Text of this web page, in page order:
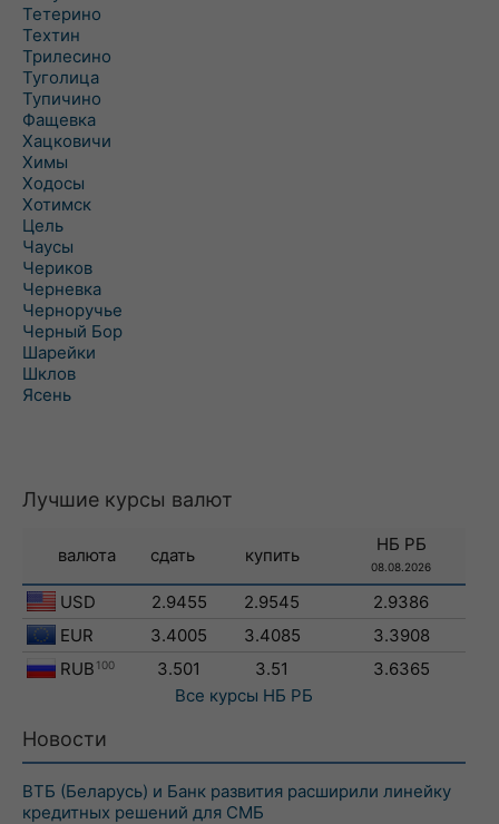
Тетерино
Техтин
Трилесино
Туголица
Тупичино
Фащевка
Хацковичи
Химы
Ходосы
Хотимск
Цель
Чаусы
Чериков
Черневка
Черноручье
Черный Бор
Шарейки
Шклов
Ясень
Лучшие курсы валют
валюта сдать купить
НБ РБ
08.08.2026
USD 2.9455 2.9545
2.9386
EUR
3.4005 3.4085
3.3908
RUB 100 3.501 3.51
3.6365
Все курсы НБ РБ
Новости
ВТБ (Беларусь) и Банк развития расширили линейку
кредитных решений для СМБ